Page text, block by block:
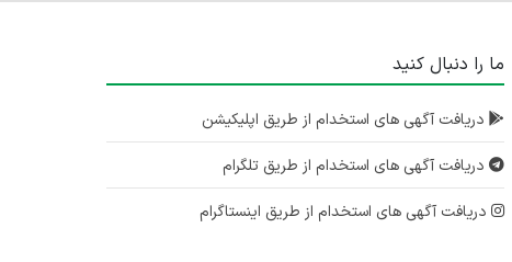
ما را دنبال کنید
دریافت آگهی های استخدام از طریق اپلیکیشن
دریافت آگهی های استخدام از طریق تلگرام
دریافت آگهی های استخدام از طریق اینستاگرام